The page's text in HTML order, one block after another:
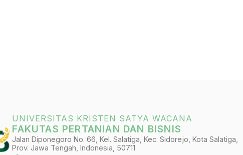
UNIVERSITAS KRISTEN SATYA WACANA
FAKUTAS PERTANIAN DAN BISNIS
Jalan Diponegoro No. 66, Kel. Salatiga, Kec. Sidorejo, Kota Salatiga,
Prov. Jawa Tengah, Indonesia, 50711